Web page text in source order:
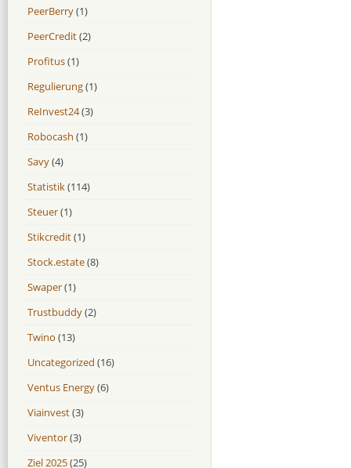
PeerBerry(1)
PeerCredit(2)
Profitus(1)
Regulierung(1)
ReInvest24(3)
Robocash (1)
Savy(4)
Statistik(114)
Steuer(1)
Stikcredit(1)
Stock.estate(8)
Swaper(1)
Trustbuddy(2)
Twino (13)
Uncategorized (16)
Ventus Energy(6)
Viainvest(3)
Viventor(3)
Ziel 2025(25)